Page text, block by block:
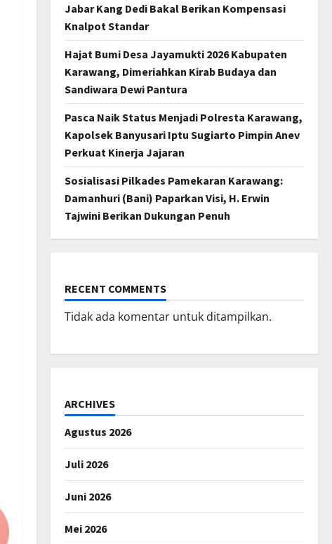
Jabar Kang Dedi Bakal Berikan Kompensasi
Knalpot Standar
Hajat Bumi Desa Jayamukti 2026 Kabupaten
Karawang, Dimeriahkan Kirab Budaya dan
Sandiwara Dewi Pantura
Pasca Naik Status Menjadi Polresta Karawang,
Kapolsek Banyusari Iptu Sugiarto Pimpin Anev
Perkuat Kinerja Jajaran
Sosialisasi Pilkades Pamekaran Karawang:
Damanhuri (Bani) Paparkan Visi, H. Erwin
Tajwini Berikan Dukungan Penuh
RECENT COMMENTS
Tidak ada komentar untuk ditampilkan.
ARCHIVES
Agustus 2026
Juli 2026
Juni 2026
Mei 2026